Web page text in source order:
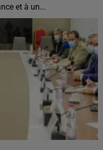
et à un...